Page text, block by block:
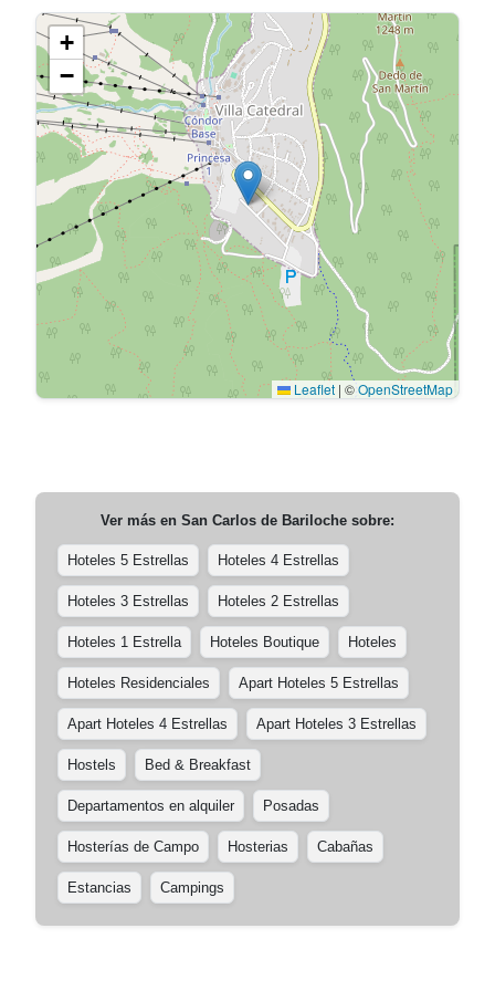
+
−
Leaflet | ©OpenStreetMap
Ver más en San Carlos de Bariloche sobre:
Hoteles 5 Estrellas Hoteles 4 Estrellas
Hoteles 3 Estrellas Hoteles 2 Estrellas
Hoteles 1 Estrella Hoteles Boutique Hoteles
Hoteles Residenciales Apart Hoteles 5 Estrellas
Apart Hoteles 4 Estrellas Apart Hoteles 3 Estrellas
Hostels Bed & Breakfast
Departamentos en alquiler Posadas
Hosterías de Campo Hosterias Cabañas
Estancias Campings